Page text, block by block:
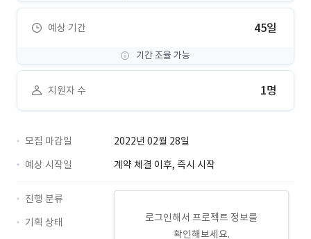
예상 기간 45일
기간 조율 가능
지원자 수 1명
모집 마감일
2022년 02월 28일
예상 시작일
계약 체결 이후, 즉시 시작
로그인해서 프로젝트 정보를
확인해보세요.
진행 분류
기획 상태